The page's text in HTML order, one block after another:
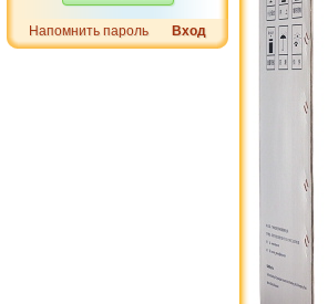
Напомнить пароль Вход